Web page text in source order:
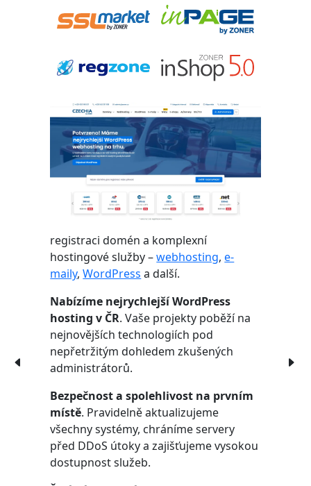
registraci domén a komplexní
hostingové služby –webhosting,e-
maily,WordPress a další.
Nabízíme nejrychlejší WordPress
hosting v ČR. Vaše projekty poběží na
nejnovějších technologiích pod
nepřetržitým dohledem zkušených
administrátorů.
Bezpečnost a spolehlivost na prvním
místě. Pravidelně aktualizujeme
všechny systémy, chráníme servery
před DDoS útoky a zajišťujeme vysokou
dostupnost služeb.